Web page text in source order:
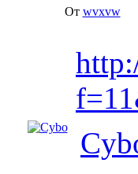
От wvxvw